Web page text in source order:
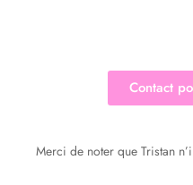
Contact
Merci de noter que Tristan